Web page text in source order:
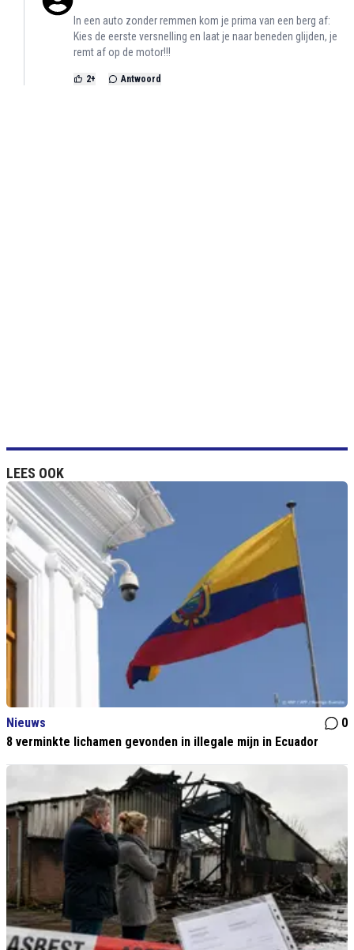
In een auto zonder remmen kom je prima van een berg af:
Kies de eerste versnelling en laat je naar beneden glijden, je
remt af op de motor!!!
2+ Antwoord
LEES OOK
Nieuws
0
8 verminkte lichamen gevonden in illegale mijn in Ecuador